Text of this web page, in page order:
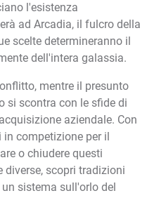
l'esistenza
ad Arcadia, il fulcro della
scelte determineranno il
dell'intera galassia.
mentre il presunto
si scontra con le sfide di
aziendale. Con
competizione per il
o chiudere questi
diverse, scopri tradizioni
sistema sull'orlo del